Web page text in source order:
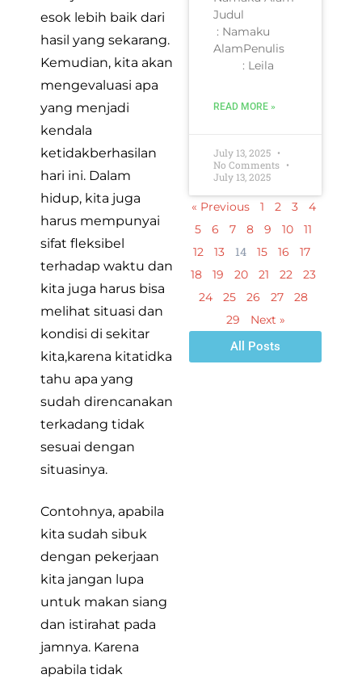
esok lebih baik dari
hasil yang sekarang.
Kemudian, kita akan
mengevaluasi apa
yang menjadi
kendala
ketidakberhasilan
hari ini. Dalam
hidup, kita juga
harus mempunyai
sifat fleksibel
terhadap waktu dan
kita juga harus bisa
melihat situasi dan
kondisi di sekitar
kita,karena kitatidka
tahu apa yang
sudah direncanakan
terkadang tidak
sesuai dengan
situasinya.
Contohnya, apabila
kita sudah sibuk
dengan pekerjaan
kita jangan lupa
untuk makan siang
dan istirahat pada
jamnya. Karena
apabila tidak
Judul
: Namaku
AlamPenulis
: Leila
READ MORE »
July 13, 2025
No Comments
July 13, 2025
« Previous 1 2 3
4
5
6 7 8 9 10
11
12
13 14 15 16
17
18
19 20 21 22
23
24
25 26 27
28
29
Next »
All Posts